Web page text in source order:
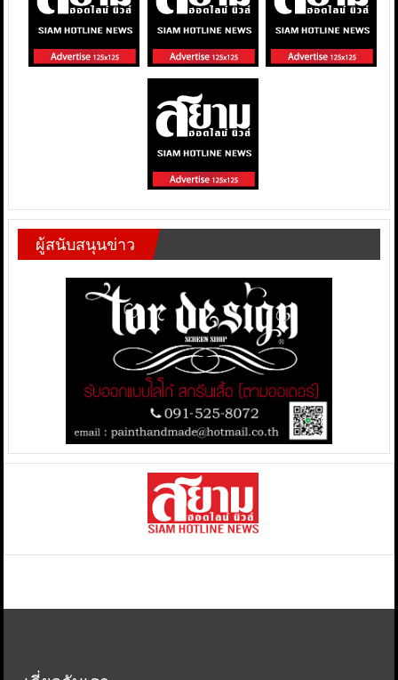
ผู้สนับสนุนข่าว